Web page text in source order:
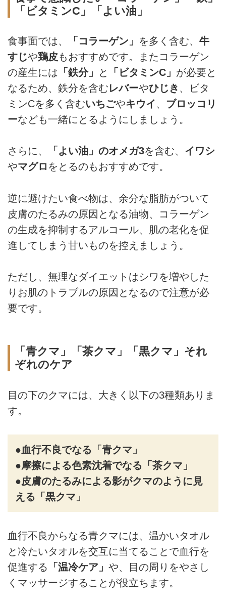
「ビタミンC」「よい油」
食事面では、 「コラーゲン」 を多く含む、 牛
すじや鶏皮もおすすめです。またコラーゲン
の産生には 「鉄分」 と 「ビタミンC」 が必要と
なるため、鉄分を含むレバーやひじき 、ビタ
ミンCを多く含むいちごやキウイ、 ブロッコリ
ーなども一緒にとるようにしましょう。
さらに、 「よい油」のオメガ3を含む、 イワシ
やマグロ をとるのもおすすめです。
逆に避けたい食べ物は、余分な脂肪がついて
皮膚のたるみの原因となる油物、コラーゲン
の生成を抑制するアルコール、肌の老化を促
進してしまう甘いものを控えましょう。
ただし、無理なダイエットはシワを増やした
りお肌のトラブルの原因となるので注意が必
要です。
「青クマ」「茶クマ」「黒クマ」それ
ぞれのケア
目の下のクマには、大きく以下の3種類ありま
す。
●血行不良でなる「青クマ」
●摩擦による色素沈着でなる「茶クマ」
●皮膚のたるみによる影がクマのように見
える「黒クマ」
血行不良からなる青クマには、温かいタオル
と冷たいタオルを交互に当てることで血行を
促進する 「温冷ケア」 や、目の周りをやさし
くマッサージすることが役立ちます。